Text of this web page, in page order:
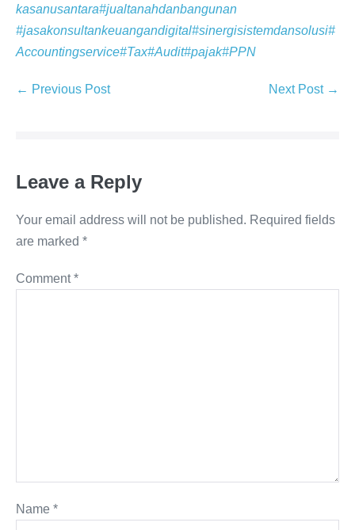
kasanusantara#jualtanahdanbangunan
#jasakonsultankeuangandigital#sinergisistemdansolusi#
Accountingservice#Tax#Audit#pajak#PPN
← Previous Post Next Post →
Leave a Reply
Your email address will not be published. Required fields
are marked *
Comment*
Name *